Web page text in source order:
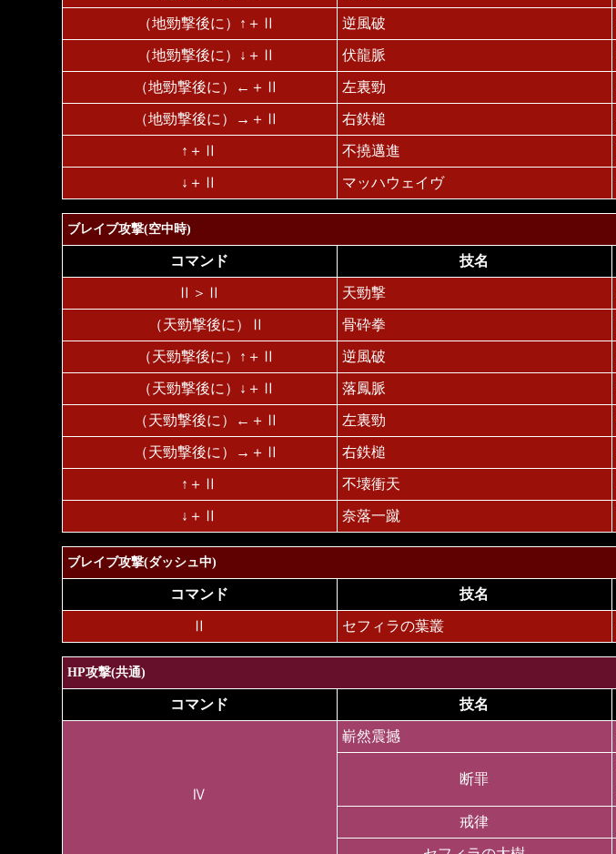
（地勁撃後に）↑＋Ⅱ 逆風破
（地勁撃後に）↓＋Ⅱ 伏龍脈
（地勁撃後に）←＋Ⅱ 左裏勁
（地勁撃後に）→＋Ⅱ 右鉄槌
↑＋Ⅱ 不撓邁進
↓＋Ⅱ マッハウェイヴ
ブレイブ攻撃(空中時)
コマンド 技名
Ⅱ＞Ⅱ 天勁撃
（天勁撃後に）Ⅱ 骨砕拳
（天勁撃後に）↑＋Ⅱ 逆風破
（天勁撃後に）↓＋Ⅱ 落鳳脈
（天勁撃後に）←＋Ⅱ 左裏勁
（天勁撃後に）→＋Ⅱ 右鉄槌
↑＋Ⅱ 不壊衝天
↓＋Ⅱ 奈落一蹴
ブレイブ攻撃(ダッシュ中)
コマンド 技名
Ⅱ セフィラの葉叢
HP攻撃(共通)
コマンド 技名
Ⅳ
嶄然震撼
断罪
戒律